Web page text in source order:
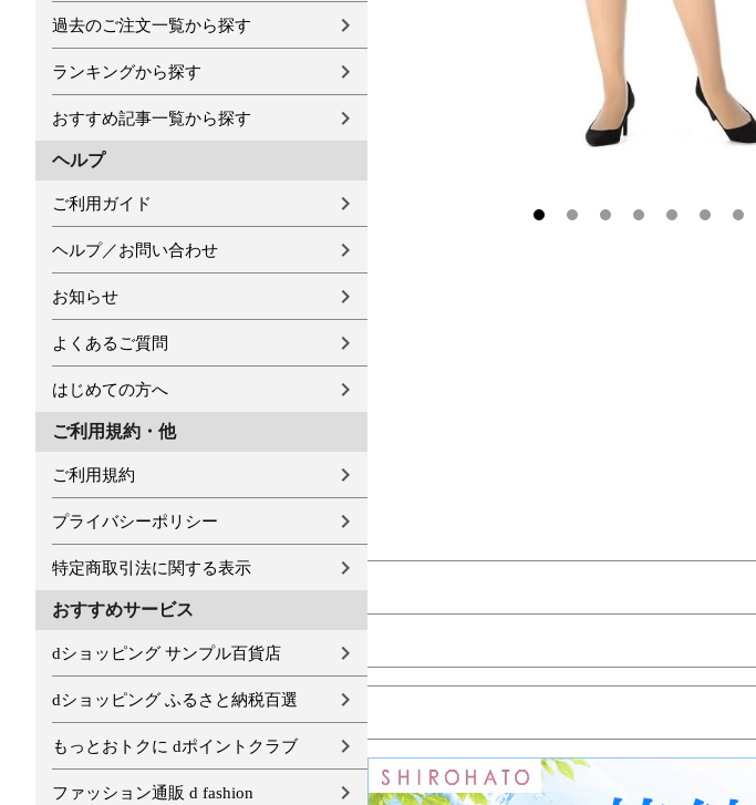
過去のご注文一覧から探す
ランキングから探す
おすすめ記事一覧から探す
ヘルプ
ご利用ガイド
ヘルプ／お問い合わせ
お知らせ
よくあるご質問
はじめての方へ
ご利用規約・他
ご利用規約
プライバシーポリシー
特定商取引法に関する表示
おすすめサービス
dショッピング サンプル百貨店
dショッピング ふるさと納税百選
もっとおトクに dポイントクラブ
ファッション通販 d fashion